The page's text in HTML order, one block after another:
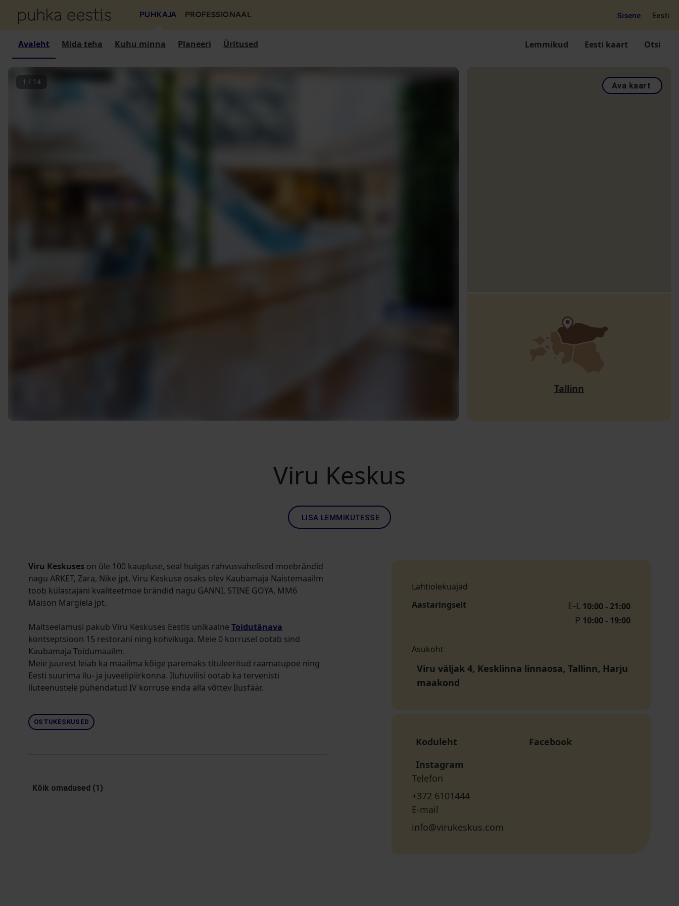
PUHKAJA PROFESSIONAAL Sisene Eesti
Avaleht Mida teha Kuhu minna Planeeri Üritused Lemmikud Eesti kaart Otsi
1 / 14 Ava kaart
Tallinn
Viru Keskus
LISA LEMMIKUTESSE
Viru Keskuses on üle 100 kaupluse, seal hulgas rahvusvahelised moebrändid
nagu ARKET, Zara, Nike jpt. Viru Keskuse osaks olev Kaubamaja Naistemaailm
toob külastajani kvaliteetmoe brändid nagu GANNI, STINE GOYA, MM6
Maison Margiela jpt.
Maitseelamusi pakub Viru Keskuses Eestis unikaalne Toidutänava
kontseptsioon 15 restorani ning kohvikuga. Meie 0 korrusel ootab sind
Kaubamaja Toidumaailm.
Meie juurest leiab ka maailma kõige paremaks tituleeritud raamatupoe ning
Eesti suurima ilu- ja juveelipiirkonna. Iluhuvilisi ootab ka tervenisti
iluteenustele pühendatud IV korruse enda alla võttev Ilusfäär.
OSTUKESKUSED
Kõik omadused (1)
Lahtiolekuajad
Aastaringselt
E-L 10:00 - 21:00
P 10:00 - 19:00
Asukoht
Viru väljak 4, Kesklinna linnaosa, Tallinn, Harju
maakond
Koduleht
Facebook
Instagram
Telefon
+372 6101444
E-mail
info@virukeskus.com